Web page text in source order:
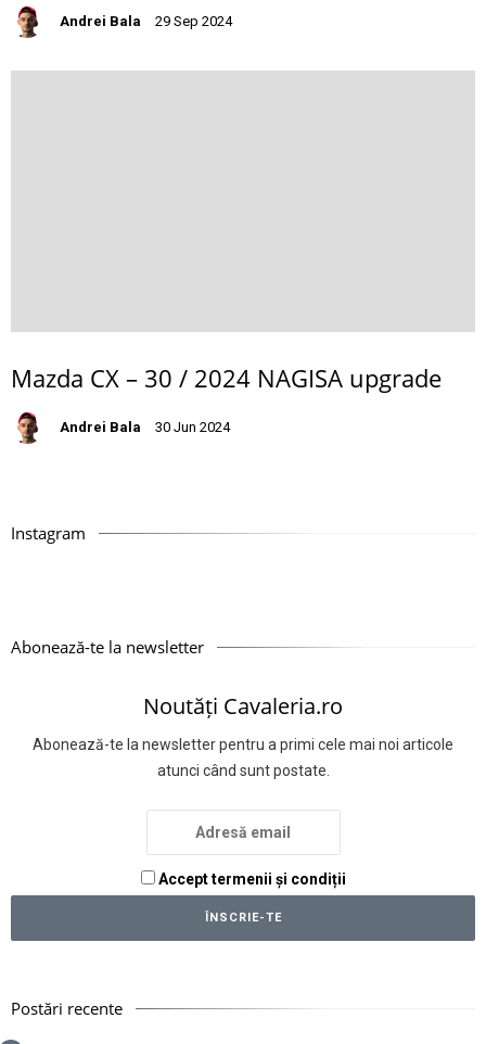
Andrei Bala 29 Sep 2024
Mazda CX – 30 / 2024 NAGISA upgrade
Andrei Bala 30 Jun 2024
Instagram
Abonează-te la newsletter
Noutăți Cavaleria.ro
Abonează-te la newsletter pentru a primi cele mai noi articole
atunci când sunt postate.
Accept termenii și condiții
Postări recente